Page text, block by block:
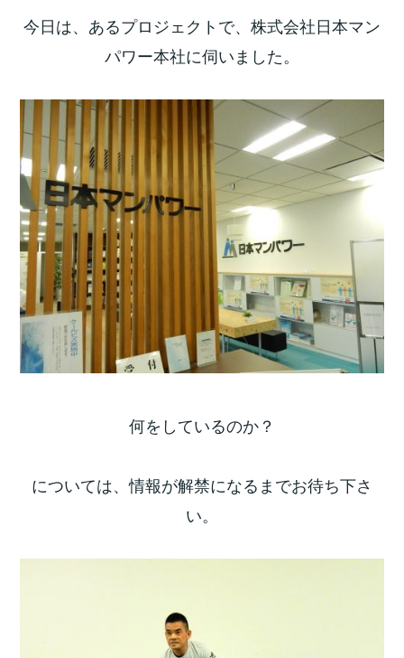
今日は、あるプロジェクトで、株式会社日本マン
パワー本社に伺いました。
何をしているのか？
については、情報が解禁になるまでお待ち下さ
い。